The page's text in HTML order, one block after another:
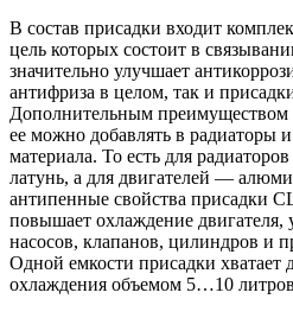
В состав присадки входит
цель которых состоит в
значительно улучшает
антифриза в целом, так и
Дополнительным преимуществом
ее можно добавлять в радиаторы
материала. То есть для
латунь, а для двигателей —
антипенные свойства присадки
повышает охлаждение
насосов, клапанов, цилиндров и
Одной емкости присадки хватает
охлаждения объемом 5…10